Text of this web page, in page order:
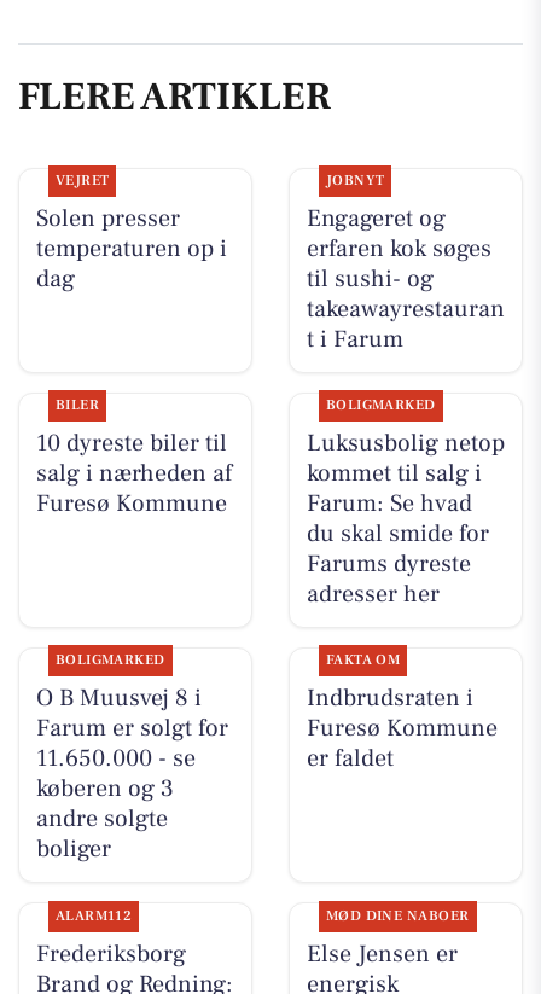
FLERE ARTIKLER
VEJRET
Solen presser
temperaturen op i
dag
JOBNYT
Engageret og
erfaren kok søges
til sushi- og
takeawayrestauran
t i Farum
BILER
10 dyreste biler til
salg i nærheden af
Furesø Kommune
BOLIGMARKED
Luksusbolig netop
kommet til salg i
Farum: Se hvad
du skal smide for
Farums dyreste
adresser her
BOLIGMARKED
O B Muusvej 8 i
Farum er solgt for
11.650.000 - se
køberen og 3
andre solgte
boliger
FAKTA OM
Indbrudsraten i
Furesø Kommune
er faldet
ALARM112
Frederiksborg
Brand og Redning:
MØD DINE NABOER
Else Jensen er
energisk